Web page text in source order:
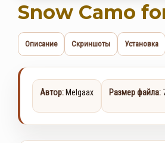
Snow Camo
Описание Скриншоты Установка
Автор: Melgaax Размер файла: